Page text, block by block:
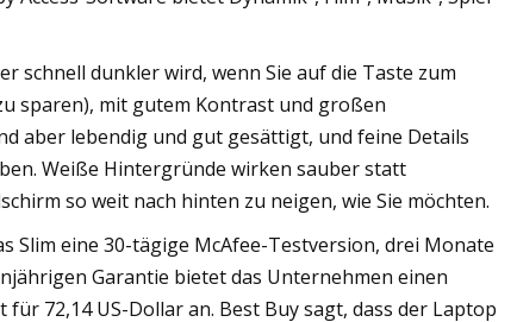
schnell dunkler wird, wenn Sie auf die Taste zum
sparen), mit gutem Kontrast und großen
aber lebendig und gut gesättigt, und feine Details
Weiße Hintergründe wirken sauber statt
so weit nach hinten zu neigen, wie Sie möchten.
Slim eine 30-tägige McAfee-Testversion, drei Monate
Garantie bietet das Unternehmen einen
72,14 US-Dollar an. Best Buy sagt, dass der Laptop